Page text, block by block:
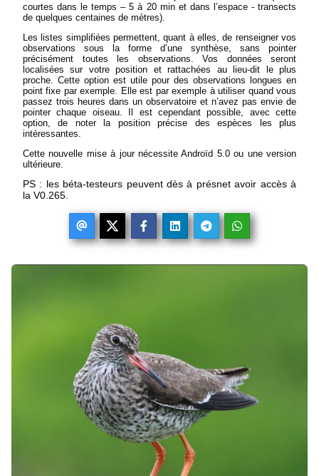
courtes dans le temps – 5 à 20 min et dans l’espace - transects
de quelques centaines de mètres).
Les listes simplifiées permettent, quant à elles, de renseigner vos
observations sous la forme d’une synthèse, sans pointer
précisément toutes les observations. Vos données seront
localisées sur votre position et rattachées au lieu-dit le plus
proche. Cette option est utile pour des observations longues en
point fixe par exemple. Elle est par exemple à utiliser quand vous
passez trois heures dans un observatoire et n’avez pas envie de
pointer chaque oiseau. Il est cependant possible, avec cette
option, de noter la position précise des espèces les plus
intéressantes.
Cette nouvelle mise à jour nécessite Androïd 5.0 ou une version
ultérieure.
PS : les béta-testeurs peuvent dès à présnet avoir accès à
la V0.265.